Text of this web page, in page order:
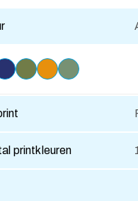
printkleuren